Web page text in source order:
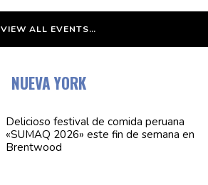
VIEW ALL EVENTS…
NUEVA YORK
Delicioso festival de comida peruana
«SUMAQ 2026» este fin de semana en
Brentwood